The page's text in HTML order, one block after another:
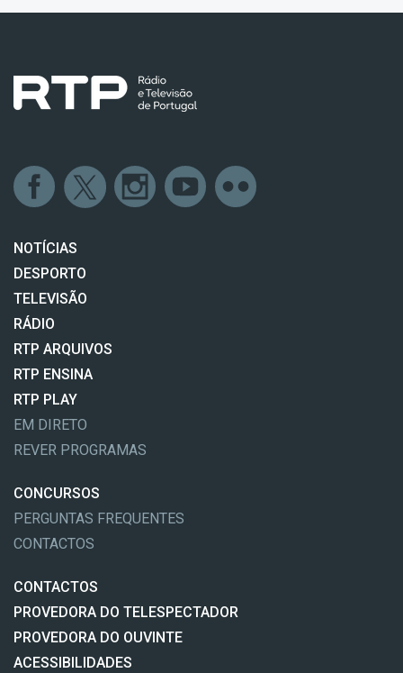
NOTÍCIAS
DESPORTO
TELEVISÃO
RÁDIO
RTP ARQUIVOS
RTP ENSINA
RTP PLAY
EM DIRETO
REVER PROGRAMAS
CONCURSOS
PERGUNTAS FREQUENTES
CONTACTOS
CONTACTOS
PROVEDORA DO TELESPECTADOR
PROVEDORA DO OUVINTE
ACESSIBILIDADES